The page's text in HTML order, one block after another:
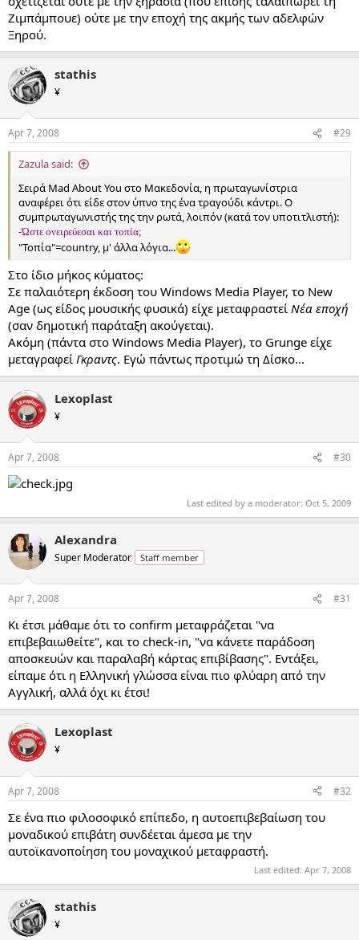
Ζιμπάμπουε) ούτε με την εποχή της ακμής των αδελφών
Ξηρού.
stathis
¥
Apr 7, 2008 #29
Zazula said:
Σειρά Mad About You στο Μακεδονία, η πρωταγωνίστρια
αναφέρει ότι είδε στον ύπνο της ένα τραγούδι κάντρι. Ο
συμπρωταγωνιστής της την ρωτά, λοιπόν (κατά τον υποτιτλιστή):
-Ώστε ονειρεύεσαι και τοπία;
"Τοπία"=country, μ' άλλα λόγια...
Στο ίδιο μήκος κύματος:
Σε παλαιότερη έκδοση του Windows Media Player, το New
Age (ως είδος μουσικής φυσικά) είχε μεταφραστεί Νέα εποχή
(σαν δημοτική παράταξη ακούγεται).
Ακόμη (πάντα στο Windows Media Player), το Grunge είχε
μεταγραφεί Γκραντς. Εγώ πάντως προτιμώ τη Δίσκο...
Lexoplast
¥
Apr 7, 2008 #30
Last edited by a moderator: Oct 5, 2009
Alexandra
Super Moderator Staff member
Apr 7, 2008 #31
Κι έτσι μάθαμε ότι το confirm μεταφράζεται "να
επιβεβαιωθείτε", και το check-in, "να κάνετε παράδοση
αποσκευών και παραλαβή κάρτας επιβίβασης". Εντάξει,
είπαμε ότι η Ελληνική γλώσσα είναι πιο φλύαρη από την
Αγγλική, αλλά όχι κι έτσι!
Lexoplast
¥
Apr 7, 2008 #32
Σε ένα πιο φιλοσοφικό επίπεδο, η αυτοεπιβεβαίωση του
μοναδικού επιβάτη συνδέεται άμεσα με την
αυτοϊκανοποίηση του μοναχικού μεταφραστή.
Last edited: Apr 7, 2008
stathis
¥